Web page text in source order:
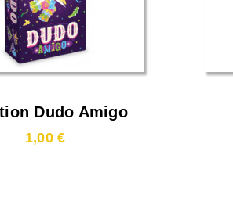
Dudo Amigo
1,00 €